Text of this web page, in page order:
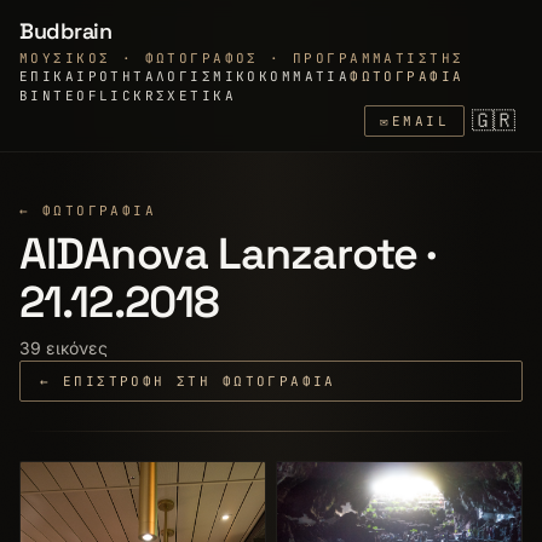
Budbrain
ΜΟΥΣΙΚΌΣ · ΦΩΤΟΓΡΆΦΟΣ · ΠΡΟΓΡΑΜΜΑΤΙΣΤΉΣ
ΕΠΙΚΑΙΡΌΤΗΤΑΛΟΓΙΣΜΙΚΌ ΚΟΜΜΆΤΙΑΦΩΤΟΓΡΑΦΊΑ
ΒΊΝΤΕΟ FLICKRΣΧΕΤΙΚΆ
✉ EMAIL 🇬🇷
← ΦΩΤΟΓΡΑΦΊΑ
AIDAnova Lanzarote ·
21.12.2018
39 εικόνες
← ΕΠΙΣΤΡΟΦΉ ΣΤΗ ΦΩΤΟΓΡΑΦΊΑ